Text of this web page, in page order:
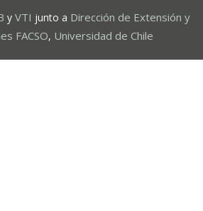
y VTI junto a Dirección de Extensión y
FACSO, Universidad de Chile